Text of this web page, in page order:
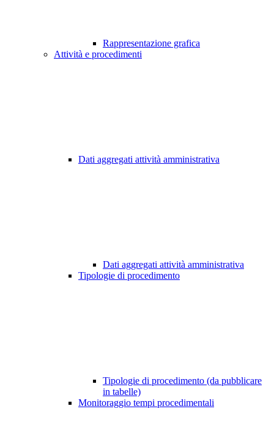
Rappresentazione grafica
Attività e procedimenti
Dati aggregati attività amministrativa
Dati aggregati attività amministrativa
Tipologie di procedimento
Tipologie di procedimento (da pubblicare
in tabelle)
Monitoraggio tempi procedimentali